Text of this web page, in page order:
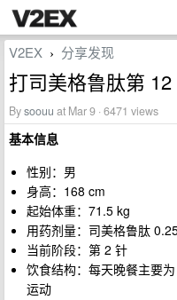
V2EX › 分享发现
打司美格鲁肽第
Bysoouu at Mar 9 · 6471 views
基本信息
性别：男
身高：168 cm
起始体重：71.5 kg
用药剂量：司美格鲁肽
当前阶段：第 2 针
饮食结构：每天晚餐主要为
运动